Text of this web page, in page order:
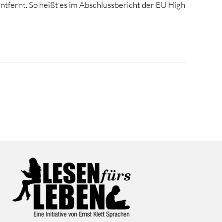
So heißt es im Abschlussbericht der EU High